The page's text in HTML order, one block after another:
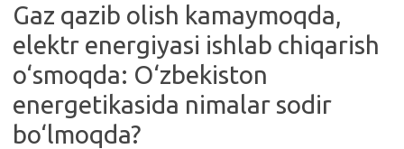
Gaz qazib olish kamaymoqda,
elektr energiyasi ishlab chiqarish
o‘smoqda: O‘zbekiston
energetikasida nimalar sodir
bo‘lmoqda?